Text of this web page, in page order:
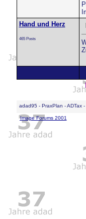
Hand und Herz
465 Posts
adad95 - PraxPlan - ADTax
Image Forums 2001